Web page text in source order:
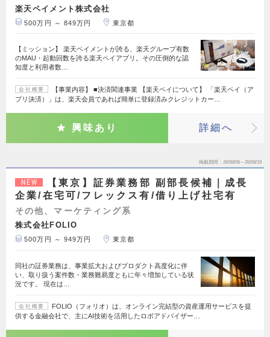
楽天ペイメント株式会社
500万円 ～ 849万円 東京都
【ミッション】 楽天ペイメントが誇る、楽天グループ有数
のMAU・起動回数を誇る楽天ペイアプリ。その圧倒的な認
知度と利用者数…
会社概要
【事業内容】 ■決済関連事業 【楽天ペイについて】 「楽天ペイ（ア
プリ決済）」は、楽天会員であれば簡単に登録済みクレジットカー…
興味あり 詳細へ
掲載期間 26/08/06～26/08/19
NEW
【東京】証券業務部 副部長候補｜成長
企業/在宅可/フレックス有/借り上げ社宅有
その他、マーケティング系
株式会社FOLIO
500万円 ～ 949万円 東京都
同社の証券業務は、事業拡大およびプロダクト高度化に伴
い、取り扱う案件数・業務難易度ともに年々増加している状
況です。 現在は…
会社概要
FOLIO（フォリオ）は、オンライン完結型の資産運用サービスを提
供する金融会社で、主にAI技術を活用したロボアドバイザー…